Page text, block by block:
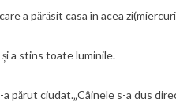
a părăsit casa în acea
și a stins toate luminile.
părut ciudat.„Câinele s-a dus